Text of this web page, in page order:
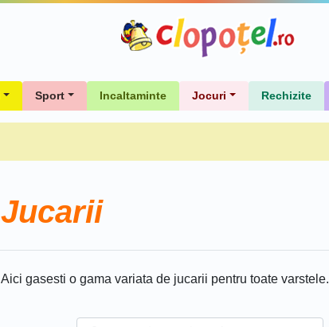
Sport Incaltaminte Jocuri Rechizite
Jucarii
Aici gasesti o gama variata de jucarii pentru toate varstele.